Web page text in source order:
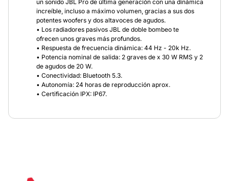
un sonido JBL Pro de última generación con una dinámica
increíble, incluso a máximo volumen, gracias a sus dos
potentes woofers y dos altavoces de agudos.
• Los radiadores pasivos JBL de doble bombeo te
ofrecen unos graves más profundos.
• Respuesta de frecuencia dinámica: 44 Hz - 20k Hz.
• Potencia nominal de salida: 2 graves de x 30 W RMS y 2
de agudos de 20 W.
• Conectividad: Bluetooth 5.3.
• Autonomía: 24 horas de reproducción aprox.
• Certificación IPX: IP67.